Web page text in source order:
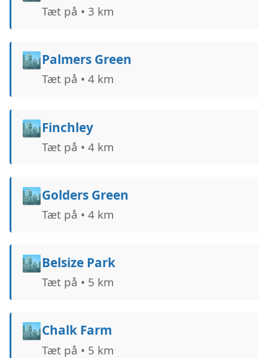
Tæt på • 3 km
🏙️Palmers Green
Tæt på • 4 km
🏙️Finchley
Tæt på • 4 km
🏙️Golders Green
Tæt på • 4 km
🏙️Belsize Park
Tæt på • 5 km
🏙️Chalk Farm
Tæt på • 5 km